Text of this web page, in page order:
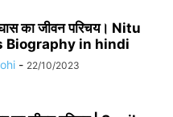
का जीवन परिचय। Nitu
Biography in hindi
- 22/10/2023